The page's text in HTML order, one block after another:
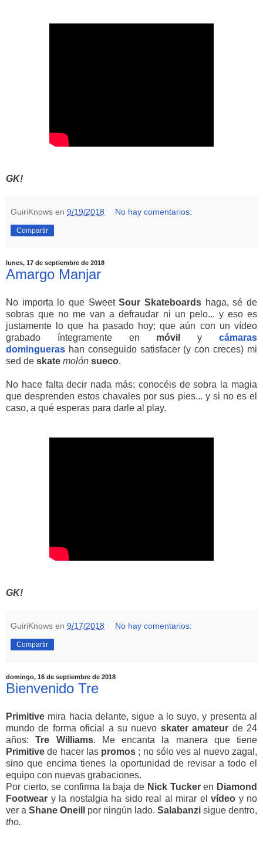
GK!
GuiriKnows en 9/19/2018 No hay comentarios:
Compartir
lunes, 17 de septiembre de 2018
Amargo Manjar
No importa lo queSweet Sour Skateboards haga, sé de
sobras que no me van a defraudar ni un pelo... y eso es
justamente lo que ha pasado hoy; que aún con un vídeo
grabado íntegramente en móvil ycámaras
domingueras han conseguido satisfacer (y con creces) mi
sed de skate molón sueco.
No hace falta decir nada más; conocéis de sobra la magia
que desprenden estos chavales por sus pies... y si no es el
caso, a qué esperas para darle al play.
GK!
GuiriKnows en 9/17/2018 No hay comentarios:
Compartir
domingo, 16 de septiembre de 2018
Bienvenido Tre
Primitive mira hacia delante, sigue a lo suyo, y presenta al
mundo de forma oficial a su nuevo skater amateur de 24
años:Tre Williams. Me encanta la manera que tiene
Primitive de hacer las promos ; no sólo ves al nuevo zagal,
sino que encima tienes la oportunidad de revisar a todo el
equipo con nuevas grabaciones.
Por cierto, se confirma la baja de Nick Tuckeren Diamond
Footwear y la nostalgia ha sido real al mirar el vídeo y no
ver a Shane Oneill por ningún lado. Salabanzi sigue dentro,
tho.